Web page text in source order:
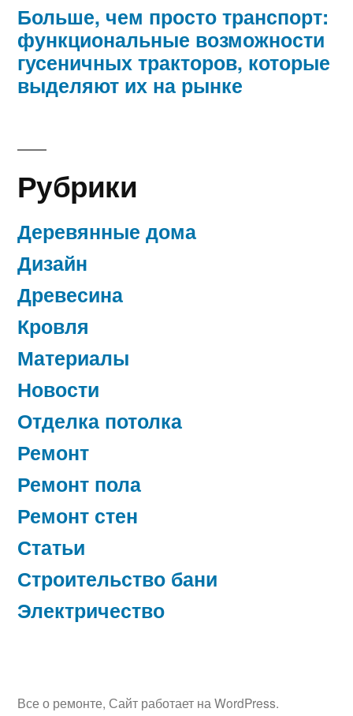
Больше, чем просто транспорт:
функциональные возможности
гусеничных тракторов, которые
выделяют их на рынке
Рубрики
Деревянные дома
Дизайн
Древесина
Кровля
Материалы
Новости
Отделка потолка
Ремонт
Ремонт пола
Ремонт стен
Статьи
Строительство бани
Электричество
Все о ремонте, Сайт работает на WordPress.